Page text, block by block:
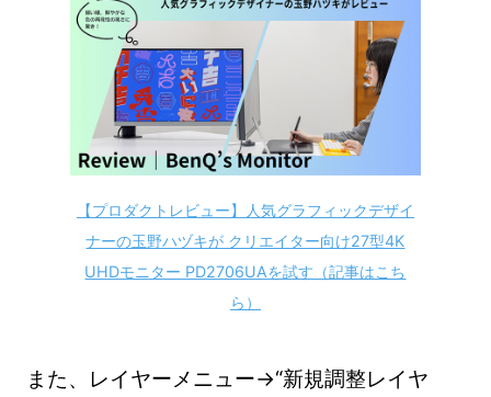
【プロダクトレビュー】人気グラフィックデザイ
ナーの玉野ハヅキが クリエイター向け27型4K
UHDモニター PD2706UAを試す（記事はこち
ら）
また、レイヤーメニュー→“新規調整レイヤ